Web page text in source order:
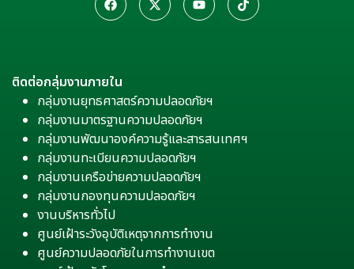
ติดต่อกลุ่มงานภายใน
กลุ่มงานยุทธศาสตร์ความปลอดภัยฯ
กลุ่มงานมาตรฐานความปลอดภัยฯ
กลุ่มงานพัฒนาองค์ความรู้และสารสนเทศฯ
กลุ่มงานทะเบียนความปลอดภัยฯ
กลุ่มงานเครือข่ายความปลอดภัยฯ
กลุ่มงานกองทุนความปลอดภัยฯ
งานบริหารทั่วไป
ศูนย์เฝ้าระวังอุบัติเหตุจากการทำงาน
ศูนย์ความปลอดภัยในการทำงานเขต